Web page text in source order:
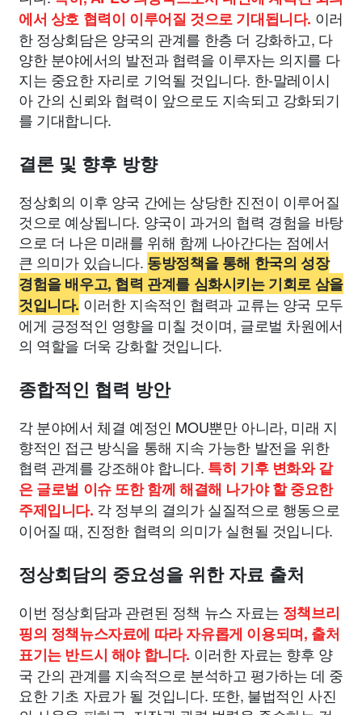
에서 상호 협력이 이루어질 것으로 기대됩니다. 이러
한 정상회담은 양국의 관계를 한층 더 강화하고, 다
양한 분야에서의 발전과 협력을 이루자는 의지를 다
지는 중요한 자리로 기억될 것입니다. 한-말레이시
아 간의 신뢰와 협력이 앞으로도 지속되고 강화되기
를 기대합니다.
결론 및 향후 방향
정상회의 이후 양국 간에는 상당한 진전이 이루어질
것으로 예상됩니다. 양국이 과거의 협력 경험을 바탕
으로 더 나은 미래를 위해 함께 나아간다는 점에서
큰 의미가 있습니다. 동방정책을 통해 한국의 성장
경험을 배우고, 협력 관계를 심화시키는 기회로 삼을
것입니다. 이러한 지속적인 협력과 교류는 양국 모두
에게 긍정적인 영향을 미칠 것이며, 글로벌 차원에서
의 역할을 더욱 강화할 것입니다.
종합적인 협력 방안
각 분야에서 체결 예정인 MOU뿐만 아니라, 미래 지
향적인 접근 방식을 통해 지속 가능한 발전을 위한
협력 관계를 강조해야 합니다. 특히 기후 변화와 같
은 글로벌 이슈 또한 함께 해결해 나가야 할 중요한
주제입니다. 각 정부의 결의가 실질적으로 행동으로
이어질 때, 진정한 협력의 의미가 실현될 것입니다.
정상회담의 중요성을 위한 자료 출처
이번 정상회담과 관련된 정책 뉴스 자료는 정책브리
핑의 정책뉴스자료에 따라 자유롭게 이용되며, 출처
표기는 반드시 해야 합니다. 이러한 자료는 향후 양
국 간의 관계를 지속적으로 분석하고 평가하는 데 중
요한 기초 자료가 될 것입니다. 또한, 불법적인 사진